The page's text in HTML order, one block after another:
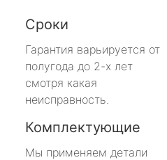
Сроки
Гарантия варьируется от
полугода до 2-х лет
смотря какая
неисправность.
Комплектующие
Мы применяем детали